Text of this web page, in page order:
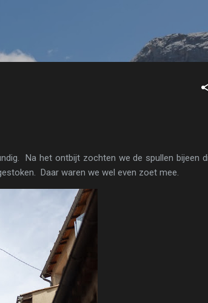
Na het ontbijt zochten we de spullen bijeen
Daar waren we wel even zoet mee.